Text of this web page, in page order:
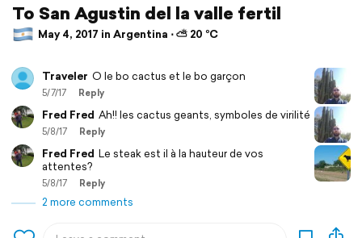
To San Agustin del la valle fertil
May 4, 2017 in Argentina ⋅ ⛅ 20 °C
Traveler O le bo cactus et le bo garçon
5/7/17 Reply
Fred Fred Ah!! les cactus geants, symboles de virilité
5/8/17 Reply
Fred Fred Le steak est il à la hauteur de vos
attentes?
5/8/17 Reply
2 more comments